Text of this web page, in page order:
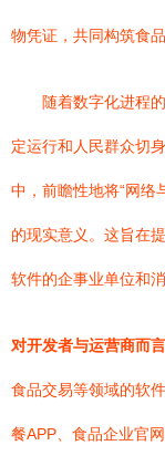
物凭证，共同构筑食
随着数字化进程
定运行和人民群众切
中，前瞻性地将“网络
的现实意义。这旨在
软件的企事业单位和消
对开发者与运营商而言
食品交易等领域的软
餐APP、食品企业官